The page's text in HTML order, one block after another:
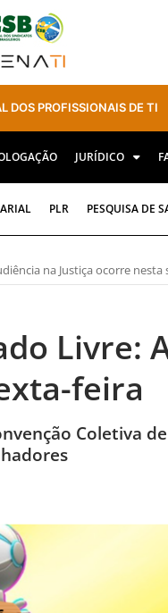
DOS PROFISSIONAIS DE TI
JURÍDICO
PLR PESQUISA DE
na Justiça ocorre nesta
Livre:
feira
Coletiva